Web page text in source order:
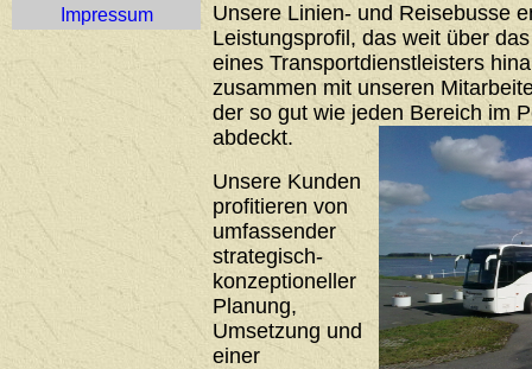
Impressum
Unsere Linien- und Reisebusse
Leistungsprofil, das weit über
eines Transportdienstleisters
zusammen mit unseren
der so gut wie jeden Bereich im
abdeckt.
Unsere Kunden
profitieren von
umfassender
strategisch-
konzeptioneller
Planung,
Umsetzung und
einer